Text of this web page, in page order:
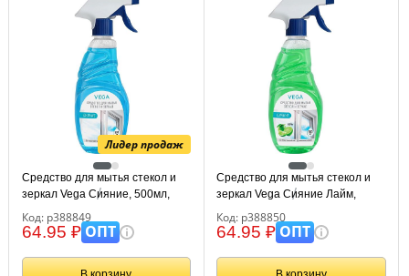
Лидер продаж
Средство для мытья стекол и
зеркал Vega Сияние, 500мл,
Код: р388849
64.95 ₽ОПТ
Средство для мытья стекол и
зеркал Vega Сияние Лайм,
Код: р388850
64.95 ₽ОПТ